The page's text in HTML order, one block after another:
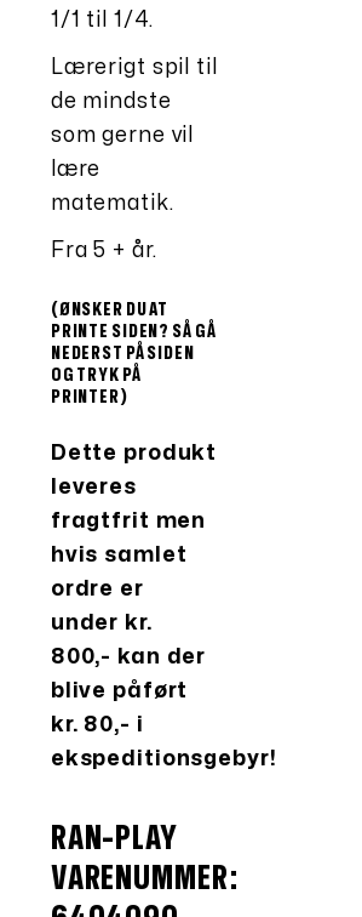
1/1 til 1/4.
Lærerigt spil til
de mindste
som gerne vil
lære
matematik.
Fra 5 + år.
(ØNSKER DU AT
PRINTE SIDEN? SÅ GÅ
NEDERST PÅ SIDEN
OG TRYK PÅ
PRINTER)
Dette produkt
leveres
fragtfrit men
hvis samlet
ordre er
under kr.
800,- kan der
blive påført
kr. 80,- i
ekspeditionsgebyr!
RAN-PLAY
VARENUMMER: